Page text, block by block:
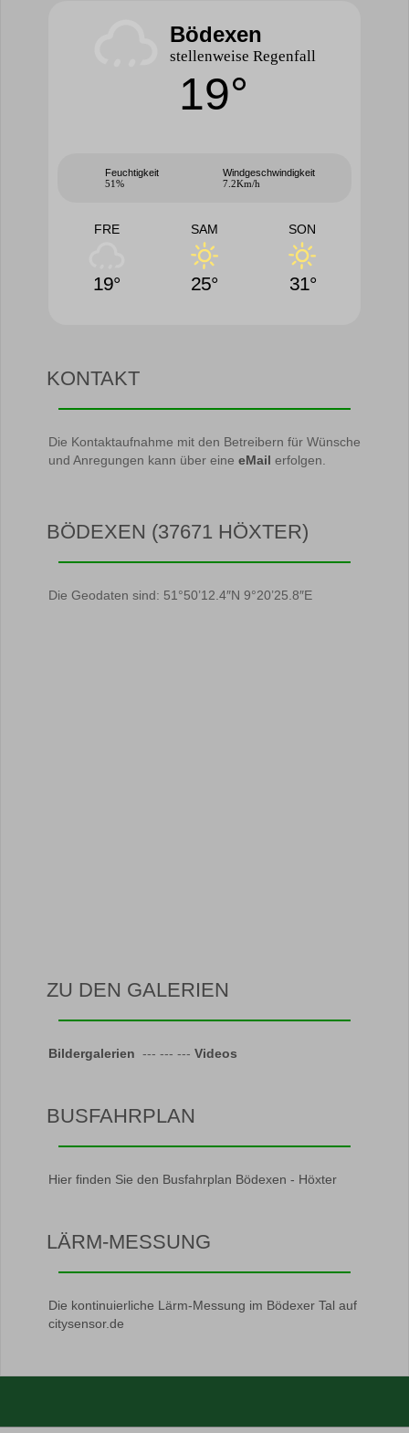
Bödexen
stellenweise Regenfall
19°
Feuchtigkeit
51%
Windgeschwindigkeit
7.2Km/h
FRE
19°
SAM
25°
SON
31°
KONTAKT
Die Kontaktaufnahme mit den Betreibern für Wünsche
und Anregungen kann über eine eMail erfolgen.
BÖDEXEN (37671 HÖXTER)
Die Geodaten sind: 51°50’12.4″N 9°20’25.8″E
ZU DEN GALERIEN
Bildergalerien --- --- --- Videos
BUSFAHRPLAN
Hier finden Sie den Busfahrplan Bödexen - Höxter
LÄRM-MESSUNG
Die kontinuierliche Lärm-Messung im Bödexer Tal auf
citysensor.de